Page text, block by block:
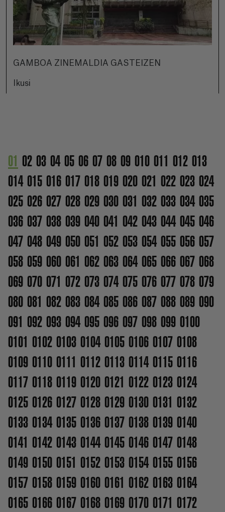
GAMBOA ZINEMALDIA GASTEIZEN
Ikusi
01 02 03 04 05 06 07 08 09 010 011 012 013
014 015 016 017 018 019 020 021 022 023 024
025 026 027 028 029 030 031 032 033 034 035
036 037 038 039 040 041 042 043 044 045 046
047 048 049 050 051 052 053 054 055 056 057
058 059 060 061 062 063 064 065 066 067 068
069 070 071 072 073 074 075 076 077 078 079
080 081 082 083 084 085 086 087 088 089 090
091 092 093 094 095 096 097 098 099 0100
0101 0102 0103 0104 0105 0106 0107 0108
0109 0110 0111 0112 0113 0114 0115 0116
0117 0118 0119 0120 0121 0122 0123 0124
0125 0126 0127 0128 0129 0130 0131 0132
0133 0134 0135 0136 0137 0138 0139 0140
0141 0142 0143 0144 0145 0146 0147 0148
0149 0150 0151 0152 0153 0154 0155 0156
0157 0158 0159 0160 0161 0162 0163 0164
0165 0166 0167 0168 0169 0170 0171 0172